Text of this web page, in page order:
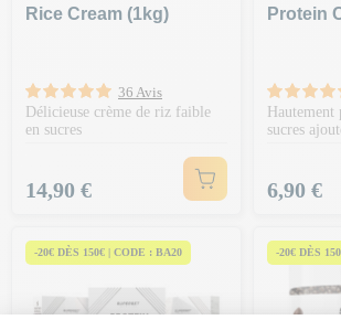
Rice Cream (1kg)
36 Avis
Délicieuse crème de riz faible
en sucres
Prix
14,90 €
Protein
Hautement
sucres
Prix
6,90 €
-20€ DÈS 150€ | CODE : BA20 -20€ DÈS